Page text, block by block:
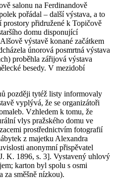
salonu na Ferdinandově
pořádal – další výstava, a to
prostory přidružené k Topičově
domu disponující
výstavě konané začátkem
únorová posmrtná výstava
proběhla zářijová výstava
besedy. V mezidobí
později tytéž listy informovaly
vyplývá, že se organizátoři
Vzhledem k tomu, že
vlys pražského domu ve
prostřednictvím fotografií
z majetku Alexandra
anonymní přispěvatel
K. 1896, s. 3]. Vystavený uhlový
karton byl spolu s osmi
za směšně nízkou).